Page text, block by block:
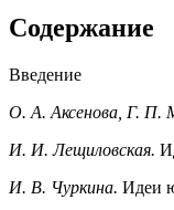
Содержание
Введение
О. А. Аксенова, Г. П.
И. И. Лещиловская.
И. В. Чуркина. Идеи